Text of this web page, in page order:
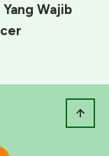
Wajib